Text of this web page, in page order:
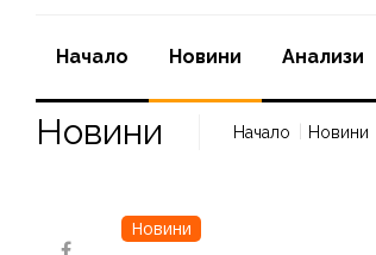
Начало Новини Aнализи
Новини Начало Новини
Новини